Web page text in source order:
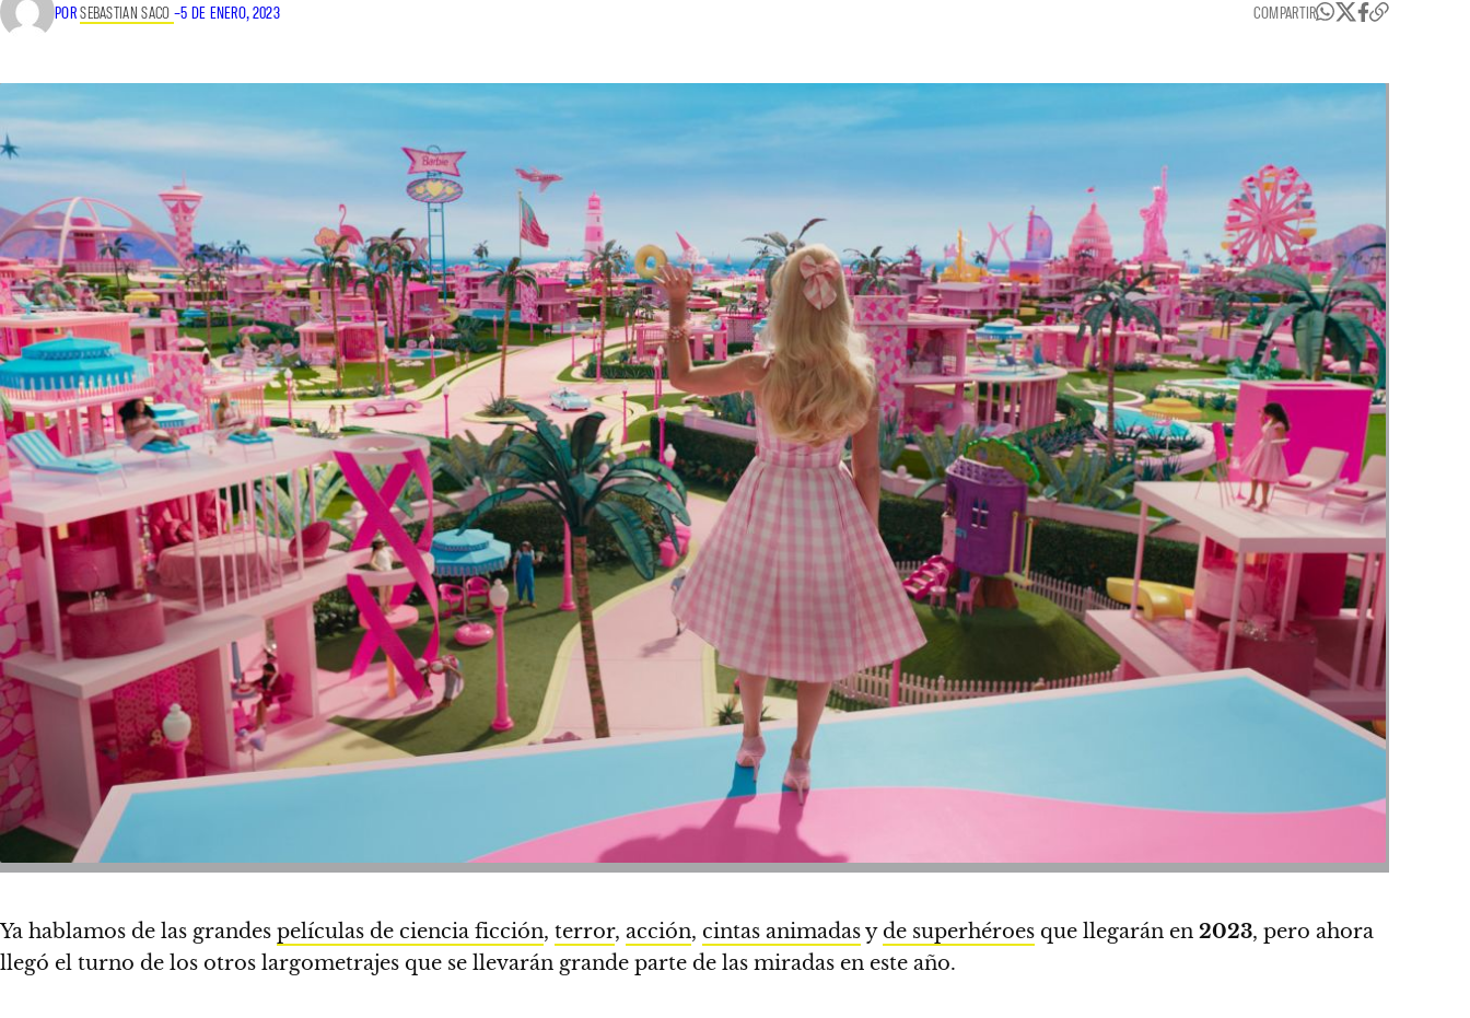
PORSEBASTIAN SACO –5 DE ENERO, 2023 COMPARTIR
Ya hablamos de las grandes películas de ciencia ficción, terror, acción, cintas animadasy de superhéroes que llegarán en 2023, pero ahora
llegó el turno de los otros largometrajes que se llevarán grande parte de las miradas en este año.